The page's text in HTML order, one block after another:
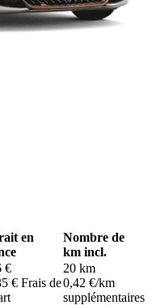
en
Nombre de
km incl.
€
€ Frais de
20 km
0,42 €/km
supplémentaires